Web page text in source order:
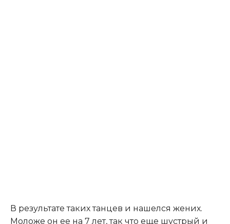
В результате таких танцев и нашелся жених.
Моложе он ее на 7 лет, так что еще шустрый и